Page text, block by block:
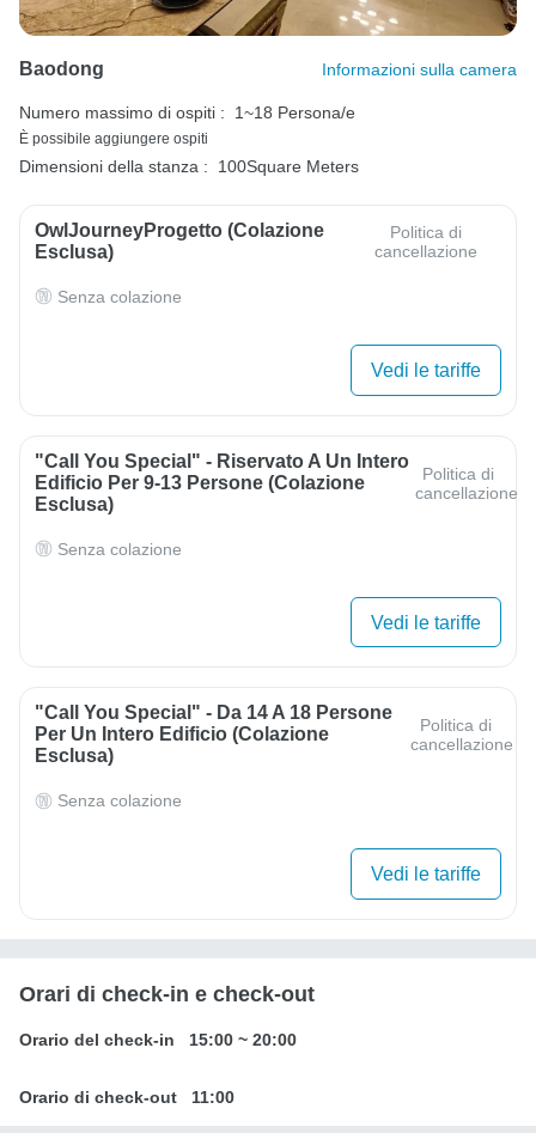
Baodong Informazioni sulla camera
Numero massimo di ospiti : 1~18 Persona/e
È possibile aggiungere ospiti
Dimensioni della stanza : 100Square Meters
OwlJourneyProgetto (colazione
Esclusa)
Politica di
cancellazione
Senza colazione
Vedi le tariffe
"Call You Special" - Riservato A Un Intero
Edificio Per 9-13 Persone (colazione
Esclusa)
Politica di
cancellazione
Senza colazione
Vedi le tariffe
"Call You Special" - Da 14 A 18 Persone
Per Un Intero Edificio (colazione
Esclusa)
Politica di
cancellazione
Senza colazione
Vedi le tariffe
Orari di check-in e check-out
Orario del check-in 15:00 ~ 20:00
Orario di check-out 11:00